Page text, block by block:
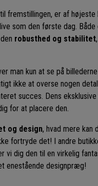
fremstillingen, er af
som den første dag. Både
robusthed og stabilitet
man kun at se på
ikke at overse nogen
succes. Dens
for at placere den.
og design, hvad mere kan
fortryde det! I andre
vi dig den til en virkelig
enestående designpræg!